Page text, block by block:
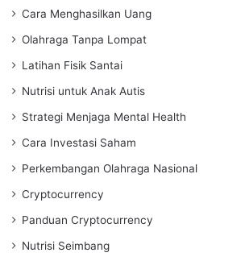
Cara Menghasilkan Uang
Olahraga Tanpa Lompat
Latihan Fisik Santai
Nutrisi untuk Anak Autis
Strategi Menjaga Mental Health
Cara Investasi Saham
Perkembangan Olahraga Nasional
Cryptocurrency
Panduan Cryptocurrency
Nutrisi Seimbang